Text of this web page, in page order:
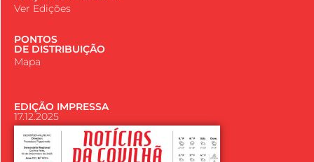
Ver Edições
PONTOS
DE DISTRIBUIÇÃO
Mapa
EDIÇÃO IMPRESSA
17.12.2025